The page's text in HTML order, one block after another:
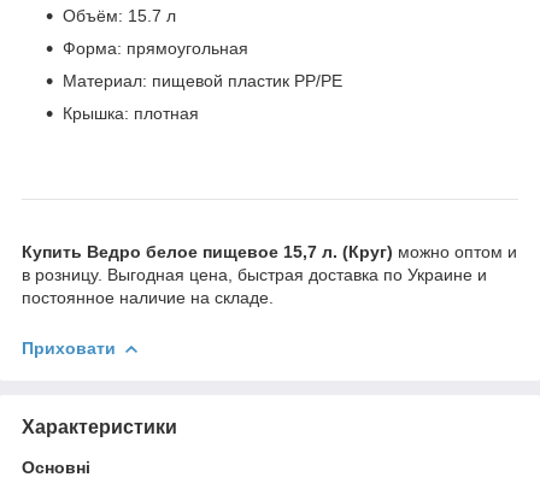
Объём: 15.7 л
Форма: прямоугольная
Материал: пищевой пластик PP/PE
Крышка: плотная
Купить Ведро белое пищевое 15,7 л. (Круг) можно оптом и
в розницу. Выгодная цена, быстрая доставка по Украине и
постоянное наличие на складе.
Приховати
Характеристики
Основні